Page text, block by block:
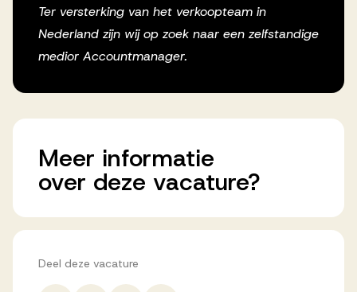
Ter versterking van het verkoopteam in
Nederland zijn wij op zoek naar een zelfstandige
medior Accountmanager.
Meer informatie
over deze vacature?
Deel deze vacature